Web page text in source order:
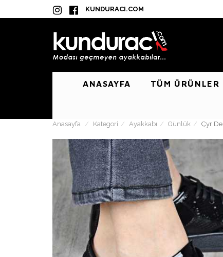
KUNDURACI.COM
ANASAYFA TÜM ÜRÜNLER
Anasayfa Kategori Ayakkabı Günlük Çyr